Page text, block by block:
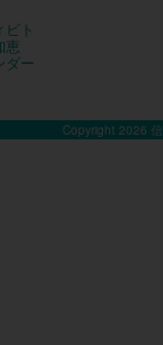
ビト
恵
ダー
Copyright 2026